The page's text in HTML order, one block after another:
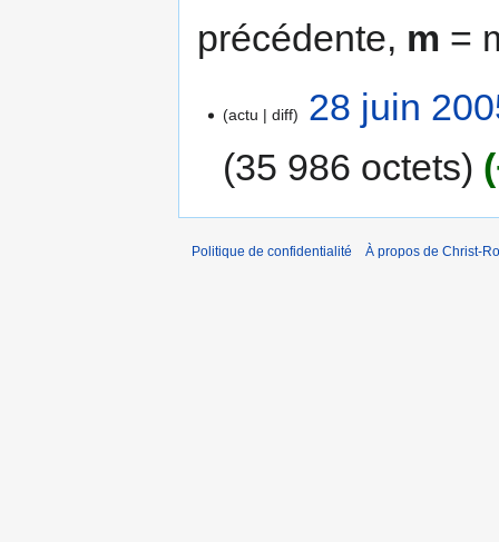
précédente, m =
actu diff
28 juin
35 986 octets
Politique de confidentialité À propos de Christ-